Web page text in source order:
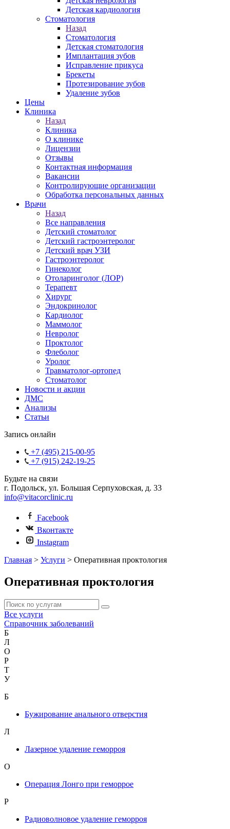
Детская кардиология
Стоматология
Назад
Стоматология
Детская стоматология
Имплантация зубов
Исправление прикуса
Брекеты
Протезирование зубов
Удаление зубов
Цены
Клиника
Назад
Клиника
О клинике
Лицензии
Отзывы
Контактная информация
Вакансии
Контролирующие организации
Обработка персональных данных
Врачи
Назад
Все направления
Детский стоматолог
Детский гастроэнтеролог
Детский врач УЗИ
Гастроэнтеролог
Гинеколог
Отоларинголог (ЛОР)
Терапевт
Хирург
Эндокринолог
Кардиолог
Маммолог
Невролог
Проктолог
Флеболог
Уролог
Травматолог-ортопед
Стоматолог
Новости и акции
ДМС
Анализы
Статьи
Запись онлайн
+7 (495) 215-00-95
+7 (915) 242-19-25
Будьте на связи
г. Подольск, ул. Большая Серпуховская, д. 33
info@vitacorclinic.ru
Facebook
Вконтакте
Instagram
Главная > Услуги > Оперативная проктология
Оперативная проктология
Все услуги
Справочник заболеваний
Б
Л
О
Р
Т
У
Б
Бужирование анального отверстия
Л
Лазерное удаление геморроя
О
Операция Лонго при геморрое
Р
Радиоволновое удаление геморроя